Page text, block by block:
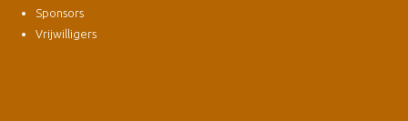
Sponsors
Vrijwilligers